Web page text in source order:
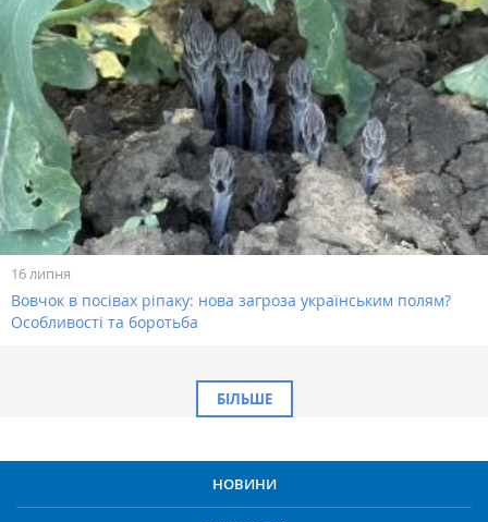
16 липня
Вовчок в посівах ріпаку: нова загроза українським полям?
Особливості та боротьба
БІЛЬШЕ
НОВИНИ